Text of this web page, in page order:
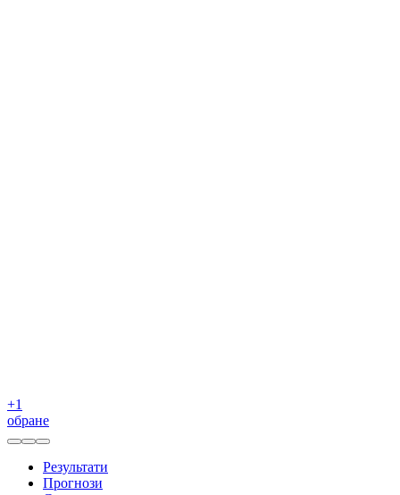
+1
обране
Результати
Прогнози